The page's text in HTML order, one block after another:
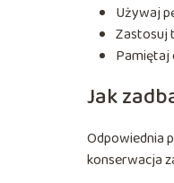
Używaj
Zastosuj
Pamiętaj
Jak
Odpowiednia
konserwacja